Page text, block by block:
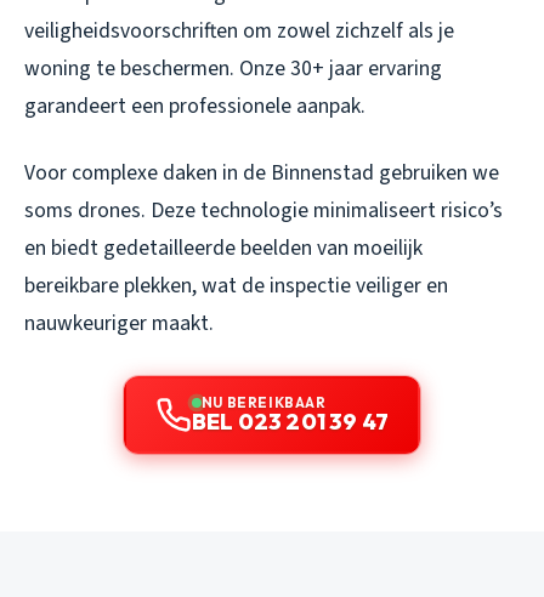
veiligheidsvoorschriften om zowel zichzelf als je
woning te beschermen. Onze 30+ jaar ervaring
garandeert een professionele aanpak.
Voor complexe daken in de Binnenstad gebruiken we
soms drones. Deze technologie minimaliseert risico’s
en biedt gedetailleerde beelden van moeilijk
bereikbare plekken, wat de inspectie veiliger en
nauwkeuriger maakt.
NU BEREIKBAAR
BEL 023 201 39 47